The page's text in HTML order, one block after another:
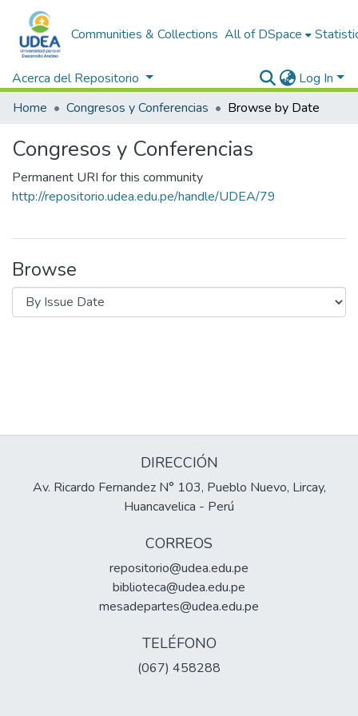
Communities & Collections All of DSpace
Acerca del Repositorio
Log In
Home
Congresos y Conferencias Browse by Date
Congresos y Conferencias
Permanent URI for this community
http://repositorio.udea.edu.pe/handle/UDEA/79
Browse
DIRECCIÓN
Av. Ricardo Fernandez N° 103, Pueblo Nuevo, Lircay,
Huancavelica - Perú
CORREOS
repositorio@udea.edu.pe
biblioteca@udea.edu.pe
mesadepartes@udea.edu.pe
TELÉFONO
(067) 458288